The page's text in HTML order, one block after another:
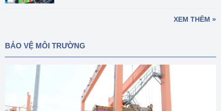
XEM THÊM »
BẢO VỆ MÔI TRƯỜNG